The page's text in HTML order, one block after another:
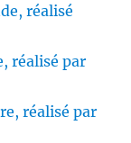
réalisé
réalisé par
réalisé par